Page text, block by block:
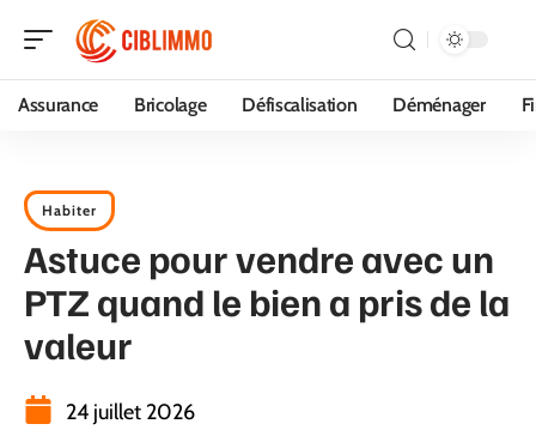
Assurance Bricolage Défiscalisation Déménager
Habiter
Astuce pour vendre avec un
PTZ quand le bien a pris de la
valeur
24 juillet 2026